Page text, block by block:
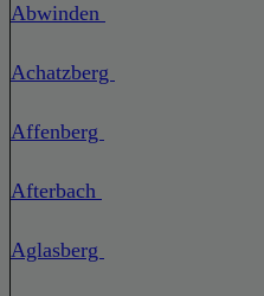
Abwinden
Achatzberg
Affenberg
Afterbach
Aglasberg